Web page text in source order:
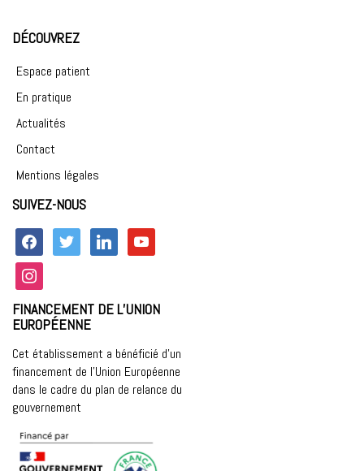
DÉCOUVREZ
Espace patient
En pratique
Actualités
Contact
Mentions légales
SUIVEZ-NOUS
facebook twitter linkedin
youtube
instagram
FINANCEMENT DE L’UNION
EUROPÉENNE
Cet établissement a bénéficié d’un
financement de l’Union Européenne
dans le cadre du plan de relance du
gouvernement